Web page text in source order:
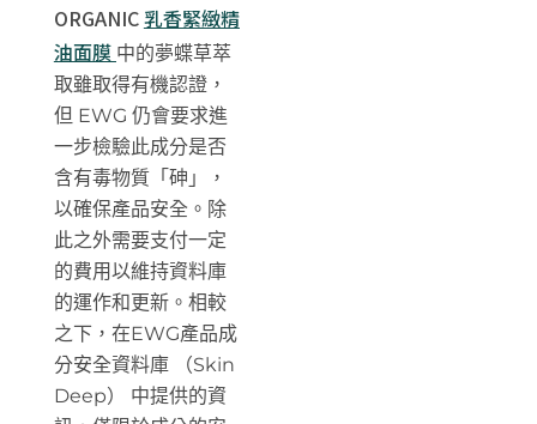
ORGANIC乳香緊緻精
油面膜 中的夢蝶草萃
取雖取得有機認證，
但 EWG 仍會要求進
一步檢驗此成分是否
含有毒物質「砷」，
以確保產品安全。除
此之外需要支付一定
的費用以維持資料庫
的運作和更新。 相較
之下，在EWG產品成
分安全資料庫 （Skin
Deep） 中提供的資